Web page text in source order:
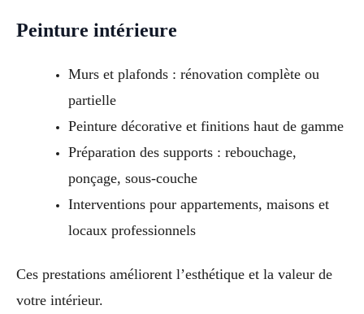
Peinture intérieure
Murs et plafonds : rénovation complète ou
partielle
Peinture décorative et finitions haut de gamme
Préparation des supports : rebouchage,
ponçage, sous-couche
Interventions pour appartements, maisons et
locaux professionnels
Ces prestations améliorent l’esthétique et la valeur de
votre intérieur.